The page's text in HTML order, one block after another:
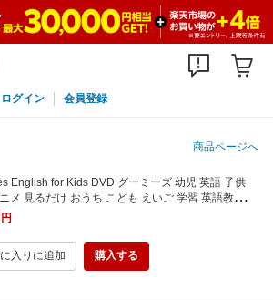
ログイン 会員登録
商品ページへ
English for Kids DVD グーミーズ 幼児 英語 子供
メ 見るだけ おうち こども えいご 学習 英語教材 子
児英語 英語の歌 絵本 歌 英単語 フラッシュカード
赤ちゃん 1歳 2歳 3歳 4歳 5歳 6歳 女の子 男の子 プ
夏休み おうち英語
円
入りに追加 購入する